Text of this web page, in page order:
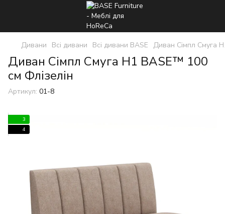
Дивани Всі дивани Всі дивани BASE Диван Сімпл Смуга
Диван Сімпл Смуга H1 BASE™ 100
см Флізелін
Артикул: 01-8
3
4